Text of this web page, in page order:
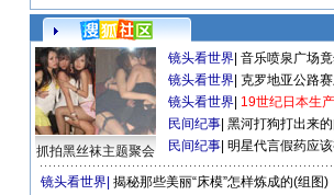
抓拍黑丝袜主题聚会
镜头看世界 音乐喷泉广场
镜头看世界 克罗地亚公路
镜头看世界 19世纪日本生
民间纪事 黑河打狗打出来
民间纪事 明星代言假药应
镜头看世界 揭秘那些美丽“床模”怎样炼成的(组图)